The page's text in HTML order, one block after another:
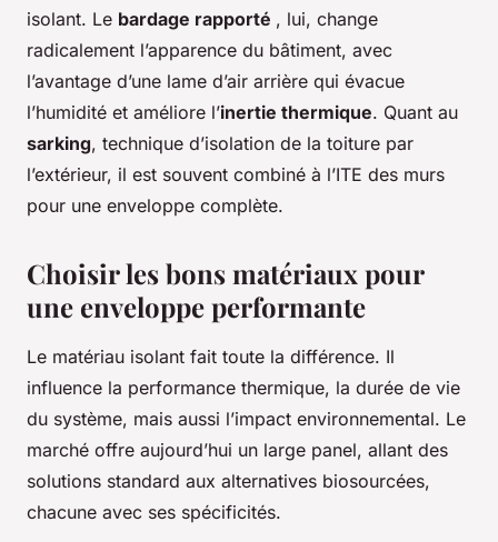
isolant. Le bardage rapporté , lui, change
radicalement l’apparence du bâtiment, avec
l’avantage d’une lame d’air arrière qui évacue
l’humidité et améliore l’inertie thermique. Quant au
sarking, technique d’isolation de la toiture par
l’extérieur, il est souvent combiné à l’ITE des murs
pour une enveloppe complète.
Choisir les bons matériaux pour
une enveloppe performante
Le matériau isolant fait toute la différence. Il
influence la performance thermique, la durée de vie
du système, mais aussi l’impact environnemental. Le
marché offre aujourd’hui un large panel, allant des
solutions standard aux alternatives biosourcées,
chacune avec ses spécificités.